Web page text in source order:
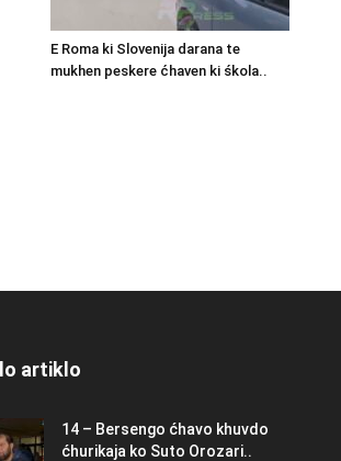
E Roma ki Slovenija darana te
mukhen peskere ćhaven ki śkola..
artiklo
14 – Bersengo ćhavo khuvdo
ćhurikaja ko Suto Orozari..